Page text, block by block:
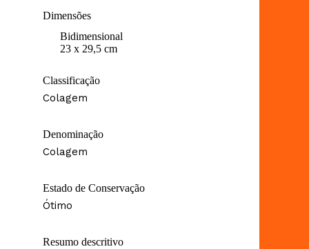
Dimensões
Bidimensional
23 x 29,5 cm
Classificação
Colagem
Denominação
Colagem
Estado de Conservação
Ótimo
Resumo descritivo